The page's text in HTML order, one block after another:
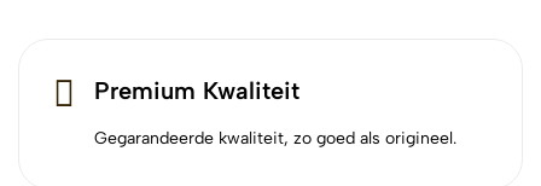
Premium Kwaliteit
Gegarandeerde kwaliteit, zo goed als origineel.